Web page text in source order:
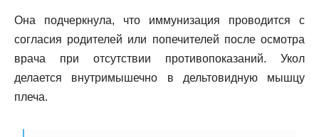
Она подчеркнула, что иммунизация проводится с
согласия родителей или попечителей после осмотра
врача при отсутствии противопоказаний. Укол
делается внутримышечно в дельтовидную мышцу
плеча.